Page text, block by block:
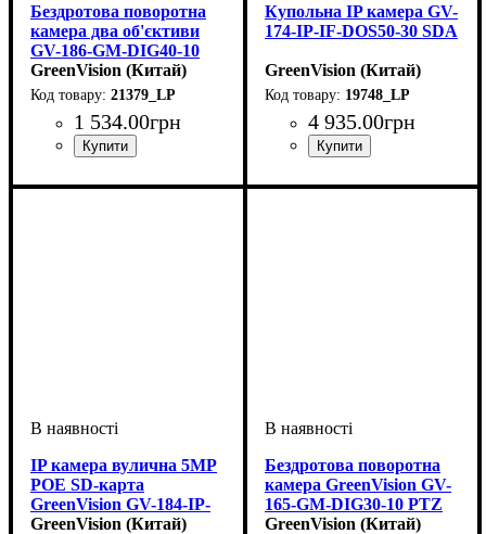
Бездротова поворотна
камера два об'єктиви
GV-186-GM-DIG40-10
PTZ 2MP + 2MP
GreenVision (Китай)
21379_LP
1 534.00грн
Купольна IP камера GV-
174-IP-IF-DOS50-30 SDA
GreenVision (Китай)
19748_LP
4 935.00грн
IP камера вулична 5MP
POE SD-карта
GreenVision GV-184-IP-
IF-COS50-80 VMA
GreenVision (Китай)
Бездротова поворотна
камера GreenVision GV-
165-GM-DIG30-10 PTZ
3MP
GreenVision (Китай)